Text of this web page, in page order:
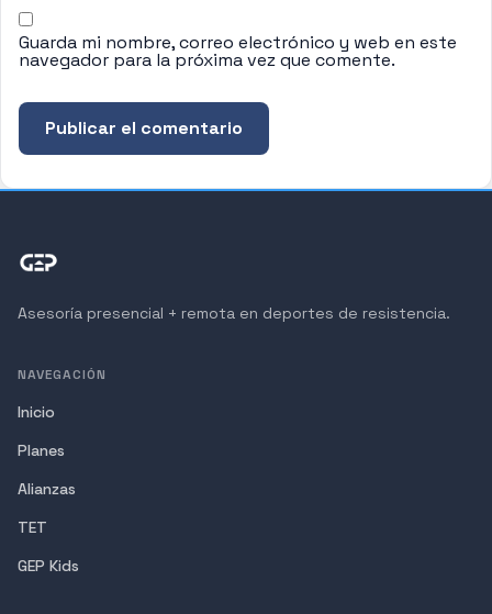
Guarda mi nombre, correo electrónico y web en este
navegador para la próxima vez que comente.
Asesoría presencial + remota en deportes de resistencia.
NAVEGACIÓN
Inicio
Planes
Alianzas
TET
GEP Kids